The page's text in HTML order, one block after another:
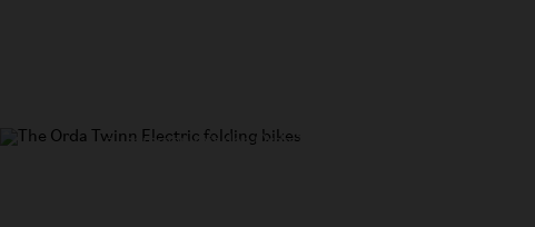
zusammen mit den Orda Twins (